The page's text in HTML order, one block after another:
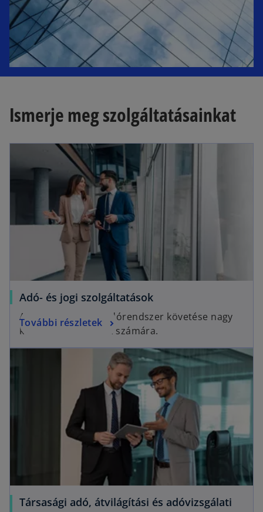
b
Ismerje meg szolgáltatásainkat
Adó- és jogi szolgáltatások
A gyakran változó adórendszer követése nagy
kihívás a társaságok számára.
További részletek
Társasági adó, átvilágítási és adóvizsgálati